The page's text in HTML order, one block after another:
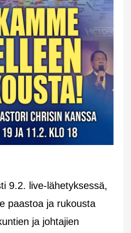
9.2. live-lähetyksessä,
paastoa ja rukousta
ja johtajien